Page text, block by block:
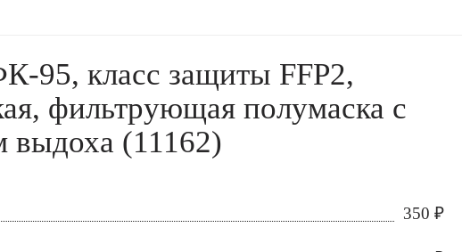
95, класс защиты FFP2,
фильтрующая полумаска с
выдоха (11162)
350 ₽